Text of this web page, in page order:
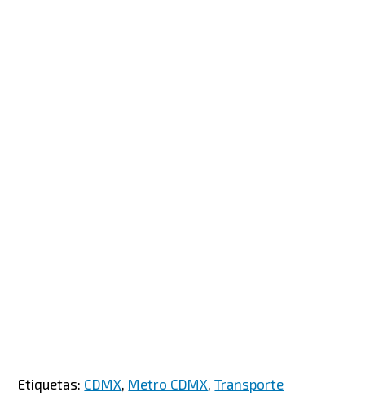
Etiquetas: CDMX Metro CDMX ,Transporte